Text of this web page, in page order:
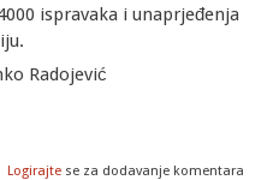
ispravaka i unaprjeđenja
Radojević
o Asterisk 1.4.0: Nova verzija popularne
Logirajte se za dodavanje komentara